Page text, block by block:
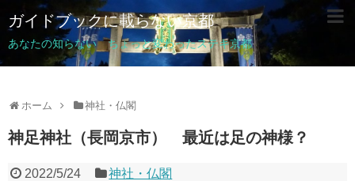
ガイドブックに載らない京都
あなたの知らない ちょっと変わったステキ京都
ホーム 神社・仏閣
神足神社（長岡京市） 最近は足の神様？
2022/5/24 神社・仏閣